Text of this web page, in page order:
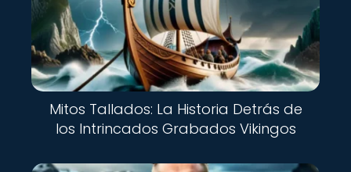
Mitos Tallados: La Historia Detrás de
los Intrincados Grabados Vikingos